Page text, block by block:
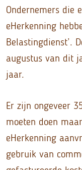
Ondernemers die
eHerkenning
Belastingdienst’.
augustus van dit
jaar.
Er zijn ongeveer
moeten doen
eHerkenning
gebruik van